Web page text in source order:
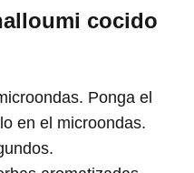
cocido
Ponga el
en el microondas.